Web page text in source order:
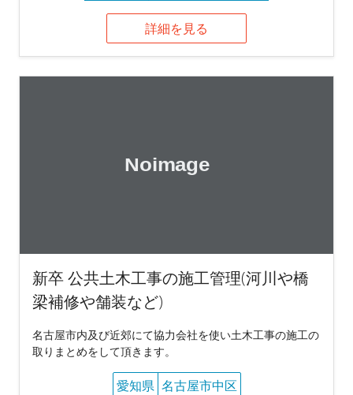
詳細を見る
新卒 公共土木工事の施工管理(河川や橋
梁補修や舗装など)
名古屋市内及び近郊にて協力会社を使い土木工事の施工の
取りまとめをして頂きます。
愛知県 名古屋市中区